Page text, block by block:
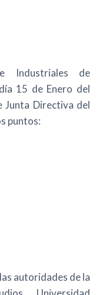
Industriales de
15 de Enero del
Junta Directiva del
puntos:
autoridades de la